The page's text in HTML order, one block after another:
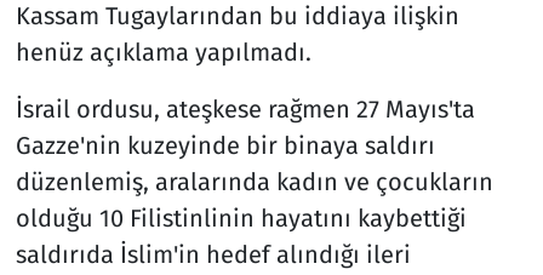
Kassam Tugaylarından bu iddiaya ilişkin
henüz açıklama yapılmadı.
İsrail ordusu, ateşkese rağmen 27 Mayıs'ta
Gazze'nin kuzeyinde bir binaya saldırı
düzenlemiş, aralarında kadın ve çocukların
olduğu 10 Filistinlinin hayatını kaybettiği
saldırıda İslim'in hedef alındığı ileri